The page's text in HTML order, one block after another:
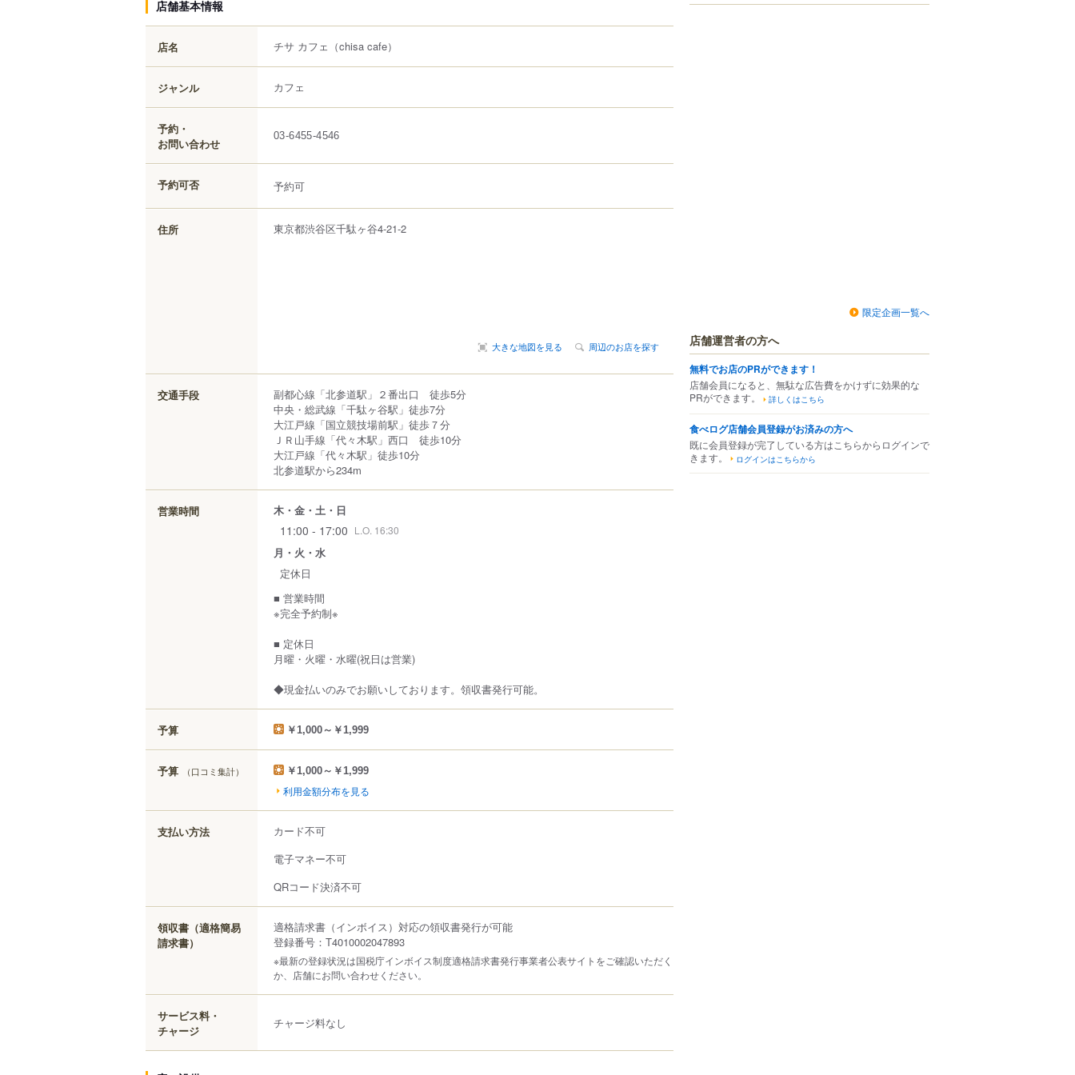
店舗基本情報
店名 チサ カフェ （chisa cafe）
ジャンル カフェ
予約・
お問い合わせ
03-6455-4546
予約可否 予約可
住所 東京都渋谷区千駄ヶ谷4-21-2
大きな地図を見る 周辺のお店を探す
交通手段
副都心線「北参道駅」２番出口 徒歩5分
中央・総武線「千駄ヶ谷駅」徒歩7分
大江戸線「国立競技場前駅」徒歩７分
ＪＲ山手線「代々木駅」西口 徒歩10分
大江戸線「代々木駅」徒歩10分
北参道駅から234m
営業時間 木・金・土・日
11:00 - 17:00 L.O. 16:30
月・火・水
定休日
■ 営業時間
※完全予約制※
■ 定休日
月曜・火曜・水曜(祝日は営業)
◆現金払いのみでお願いしております。領収書発行可能。
予算 ￥1,000～￥1,999
予算 （口コミ集計） ￥1,000～￥1,999
利用金額分布を見る
支払い方法
カード不可
電子マネー不可
QRコード決済不可
領収書（適格簡易
請求書）
適格請求書（インボイス）対応の領収書発行が可能
登録番号：T4010002047893
※最新の登録状況は国税庁インボイス制度適格請求書発行事業者公表サイトをご確認いただく
か、店舗にお問い合わせください。
サービス料・
チャージ
チャージ料なし
限定企画一覧へ
店舗運営者の方へ
無料でお店のPRができます！
店舗会員になると、無駄な広告費をかけずに効果的な
PRができます。
詳しくはこちら
食べログ店舗会員登録がお済みの方へ
既に会員登録が完了している方はこちらからログインで
きます。
ログインはこちらから